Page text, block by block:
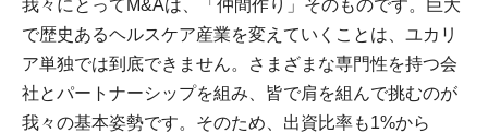
我々にとってM&Aは、「仲間作り」そのものです。巨大
で歴史あるヘルスケア産業を変えていくことは、ユカリ
ア単独では到底できません。さまざまな専門性を持つ会
社とパートナーシップを組み、皆で肩を組んで挑むのが
我々の基本姿勢です。そのため、出資比率も1%から